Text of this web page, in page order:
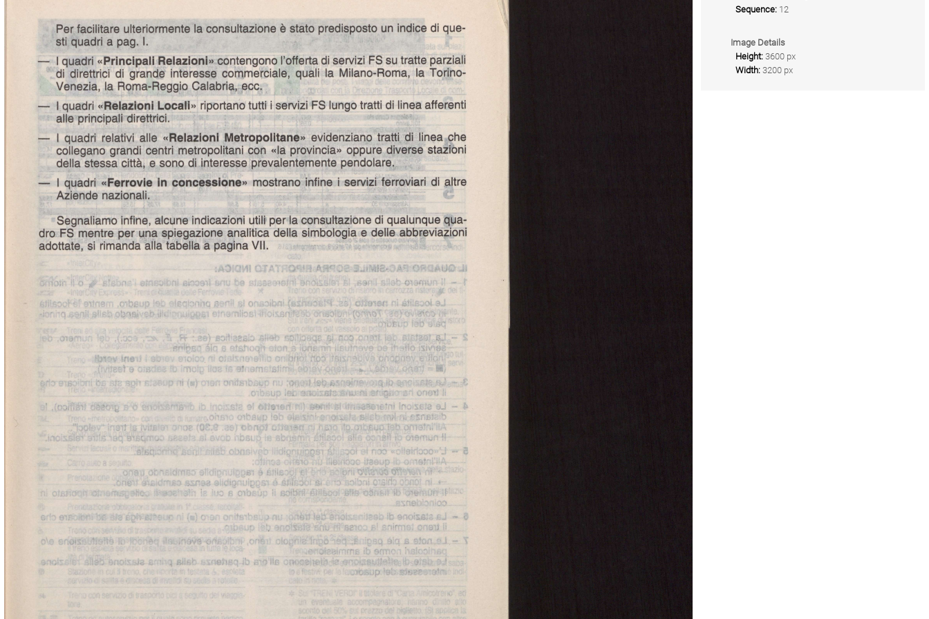
Sequence: 12
Image Details
Height: 3600 px
Width: 3200 px